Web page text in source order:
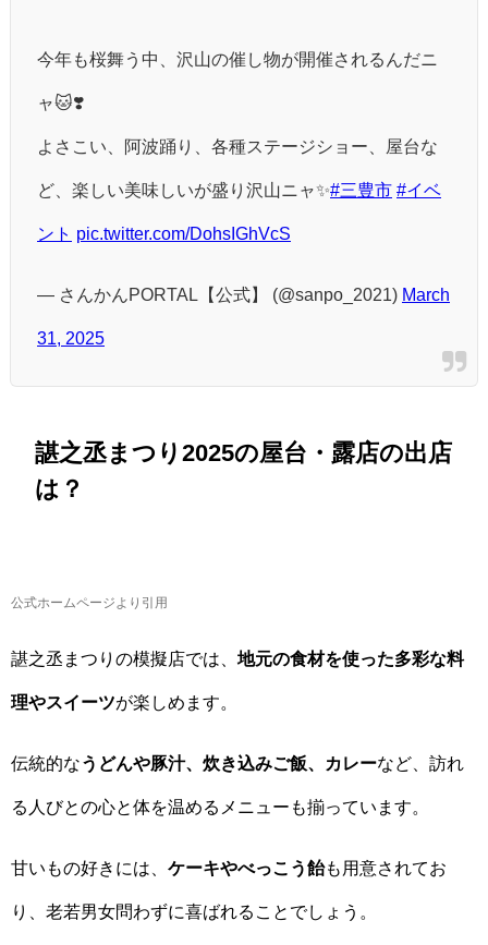
今年も桜舞う中、沢山の催し物が開催されるんだニ
ャ🐱❣️
よさこい、阿波踊り、各種ステージショー、屋台な
ど、楽しい美味しいが盛り沢山ニャ✨️#三豊市 #イベ
ント pic.twitter.com/DohsIGhVcS
— さんかんPORTAL【公式】 (@sanpo_2021) March
31, 2025
諶之丞まつり2025の屋台・露店の出店
は？
公式ホームページより引用
諶之丞まつりの模擬店では、 地元の食材を使った多彩な料
理やスイーツが楽しめます。
伝統的なうどんや豚汁、炊き込みご飯、カレーなど、訪れ
る人びとの心と体を温めるメニューも揃っています。
甘いもの好きには、 ケーキやべっこう飴も用意されてお
り、老若男女問わずに喜ばれることでしょう。